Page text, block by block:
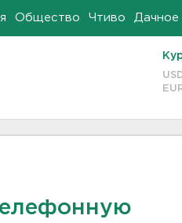
Общество Чтиво Дачное